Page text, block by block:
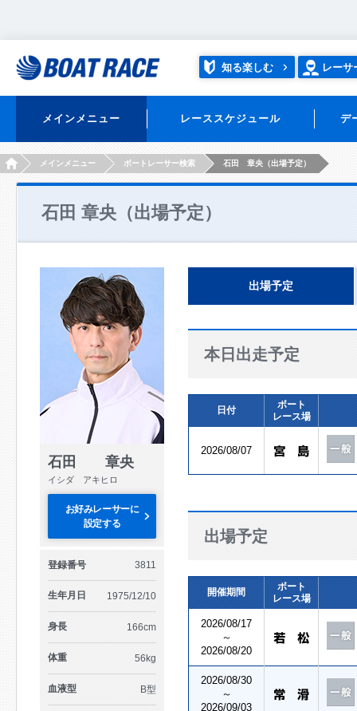
知る楽しむ レーサ
メインメニュー レーススケジュール デ
HOMEメインメニュー ボートレーサー検索 石田 章央（出場予定）
石田 章央（出場予定）
石田 章央
イシダ アキヒロ
お好みレーサーに
設定する
登録番号 3811
生年月日 1975/12/10
身長 166cm
体重 56kg
血液型 B型
出場予定
本日出走予定
日付
ボート
レース場
2026/08/07
出場予定
開催期間
ボート
レース場
2026/08/17
～
2026/08/20
2026/08/30
～
2026/09/03